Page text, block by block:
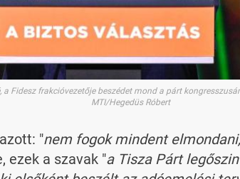
a Fidesz frakcióvezetője beszédet mond a párt
MTI/Hegedüs Róbert
"nem fogok mindent
ezek a szavak "a Tisza Párt